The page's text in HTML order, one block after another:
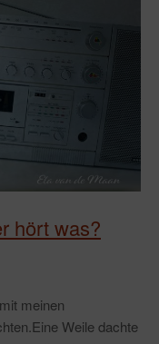
hört was?
meinen
Weile dachte